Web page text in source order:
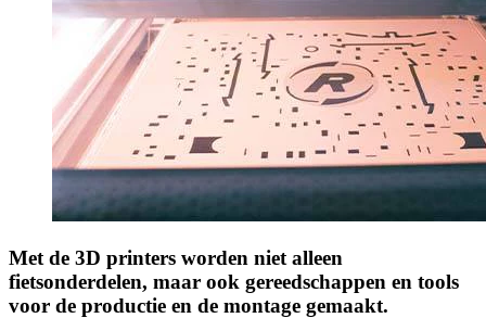
Met de 3D printers worden niet alleen
fietsonderdelen, maar ook gereedschappen en tools
voor de productie en de montage gemaakt.